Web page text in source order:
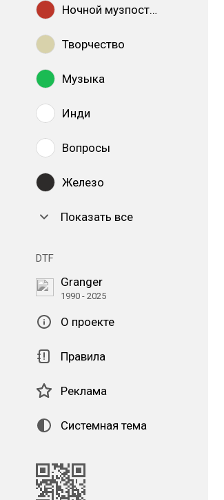
Ночной музпостинг
Творчество
Музыка
Инди
Вопросы
Железо
Показать все
DTF
Granger
1990 - 2025
О проекте
Правила
Реклама
Системная тема